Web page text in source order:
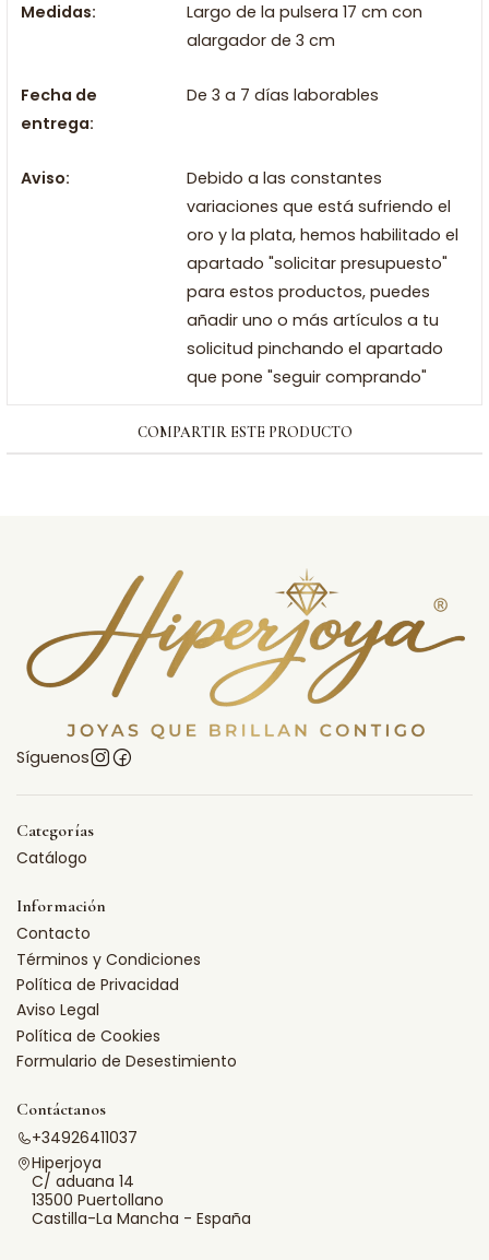
Medidas:
Largo de la pulsera 17 cm con
alargador de 3 cm
Fecha de
entrega:
De 3 a 7 días laborables
Aviso:
Debido a las constantes
variaciones que está sufriendo el
oro y la plata, hemos habilitado el
apartado "solicitar presupuesto"
para estos productos, puedes
añadir uno o más artículos a tu
solicitud pinchando el apartado
que pone "seguir comprando"
COMPARTIR ESTE PRODUCTO
Síguenos
Categorías
Catálogo
Información
Contacto
Términos y Condiciones
Política de Privacidad
Aviso Legal
Política de Cookies
Formulario de Desestimiento
Contáctanos
+34926411037
Hiperjoya
C/ aduana 14
13500 Puertollano
Castilla-La Mancha - España